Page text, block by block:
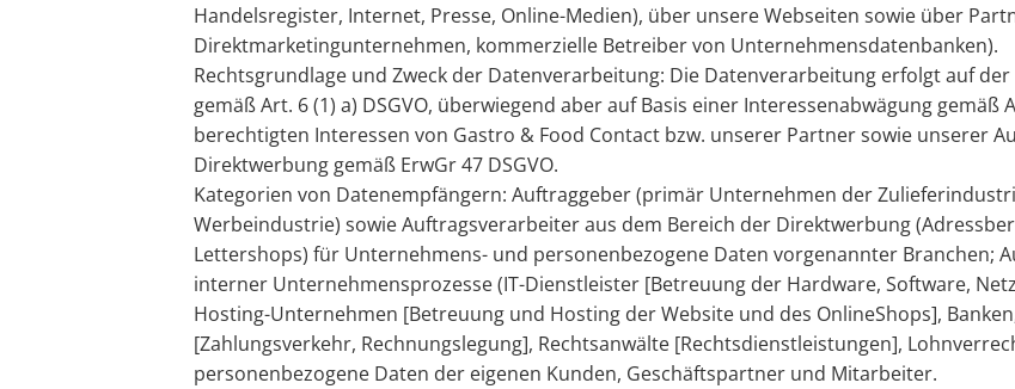
Handelsregister, Internet, Presse, Online-Medien), über unsere Webseiten sowie über
Direktmarketingunternehmen, kommerzielle Betreiber von Unternehmensdatenbanken).
Rechtsgrundlage und Zweck der Datenverarbeitung: Die Datenverarbeitung erfolgt auf
gemäß Art. 6 (1) a) DSGVO, überwiegend aber auf Basis einer Interessenabwägung gemäß
berechtigten Interessen von Gastro & Food Contact bzw. unserer Partner sowie unserer
Direktwerbung gemäß ErwGr 47 DSGVO.
Kategorien von Datenempfängern: Auftraggeber (primär Unternehmen der
Werbeindustrie) sowie Auftragsverarbeiter aus dem Bereich der Direktwerbung
Lettershops) für Unternehmens- und personenbezogene Daten vorgenannter Branchen;
interner Unternehmensprozesse (IT-Dienstleister [Betreuung der Hardware, Software,
Hosting-Unternehmen [Betreuung und Hosting der Website und des OnlineShops],
[Zahlungsverkehr, Rechnungslegung], Rechtsanwälte [Rechtsdienstleistungen],
personenbezogene Daten der eigenen Kunden, Geschäftspartner und Mitarbeiter.